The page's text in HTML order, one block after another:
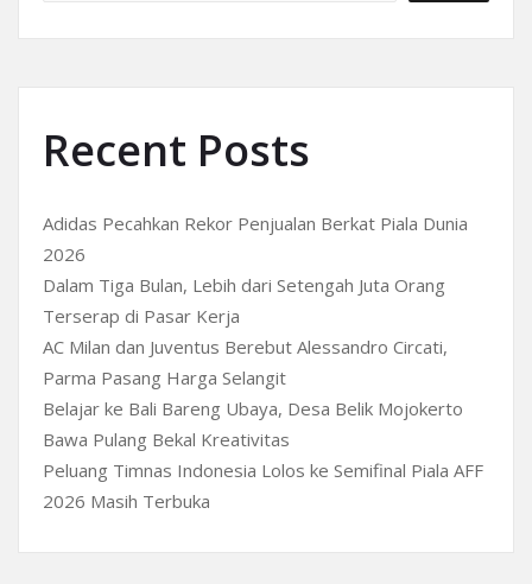
Recent Posts
Adidas Pecahkan Rekor Penjualan Berkat Piala Dunia
2026
Dalam Tiga Bulan, Lebih dari Setengah Juta Orang
Terserap di Pasar Kerja
AC Milan dan Juventus Berebut Alessandro Circati,
Parma Pasang Harga Selangit
Belajar ke Bali Bareng Ubaya, Desa Belik Mojokerto
Bawa Pulang Bekal Kreativitas
Peluang Timnas Indonesia Lolos ke Semifinal Piala AFF
2026 Masih Terbuka